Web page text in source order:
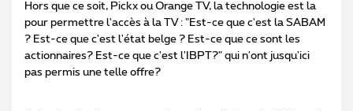
Hors que ce soit, Pickx ou Orange TV, la technologie est la
pour permettre l'accès à la TV : "Est-ce que c'est la SABAM
? Est-ce que c'est l'état belge ? Est-ce que ce sont les
actionnaires? Est-ce que c'est l'IBPT?" qui n'ont jusqu'ici
pas permis une telle offre?